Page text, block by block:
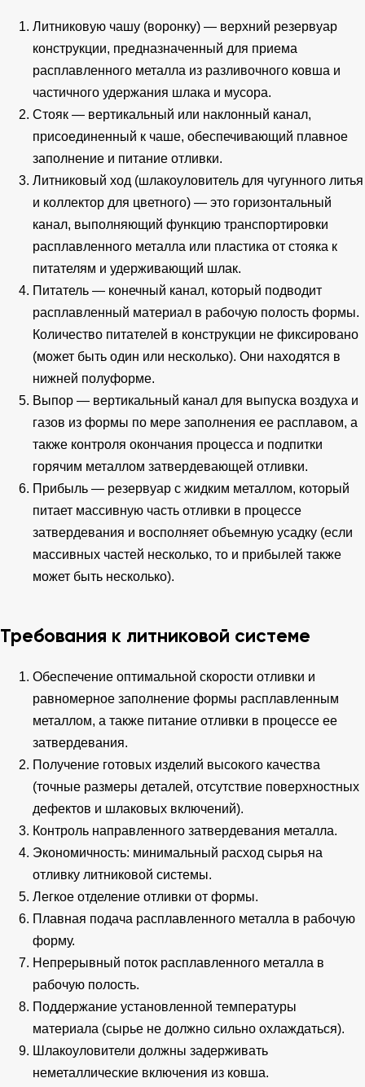
Литниковую чашу (воронку) — верхний резервуар
конструкции, предназначенный для приема
расплавленного металла из разливочного ковша и
частичного удержания шлака и мусора.
Стояк — вертикальный или наклонный канал,
присоединенный к чаше, обеспечивающий плавное
заполнение и питание отливки.
Литниковый ход (шлакоуловитель для чугунного литья
и коллектор для цветного) — это горизонтальный
канал, выполняющий функцию транспортировки
расплавленного металла или пластика от стояка к
питателям и удерживающий шлак.
Питатель — конечный канал, который подводит
расплавленный материал в рабочую полость формы.
Количество питателей в конструкции не фиксировано
(может быть один или несколько). Они находятся в
нижней полуформе.
Выпор — вертикальный канал для выпуска воздуха и
газов из формы по мере заполнения ее расплавом, а
также контроля окончания процесса и подпитки
горячим металлом затвердевающей отливки.
Прибыль — резервуар с жидким металлом, который
питает массивную часть отливки в процессе
затвердевания и восполняет объемную усадку (если
массивных частей несколько, то и прибылей также
может быть несколько).
Требования к литниковой системе
Обеспечение оптимальной скорости отливки и
равномерное заполнение формы расплавленным
металлом, а также питание отливки в процессе ее
затвердевания.
Получение готовых изделий высокого качества
(точные размеры деталей, отсутствие поверхностных
дефектов и шлаковых включений).
Контроль направленного затвердевания металла.
Экономичность: минимальный расход сырья на
отливку литниковой системы.
Легкое отделение отливки от формы.
Плавная подача расплавленного металла в рабочую
форму.
Непрерывный поток расплавленного металла в
рабочую полость.
Поддержание установленной температуры
материала (сырье не должно сильно охлаждаться).
Шлакоуловители должны задерживать
неметаллические включения из ковша.